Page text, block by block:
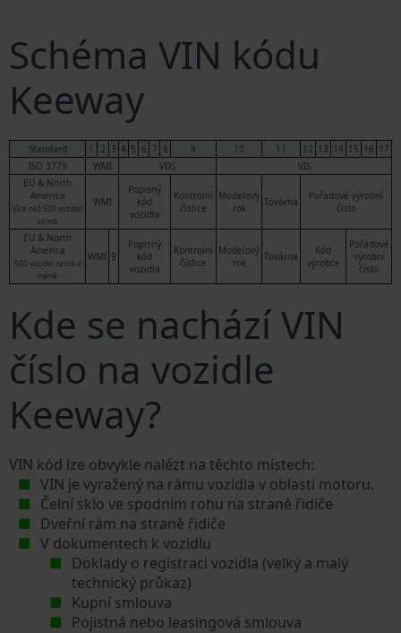
Schéma VIN kódu
Keeway
Standard 1 2 3 4 5 6 7 8 9 10 11 12 13 14 15 16 17
ISO 3779
WMI VDS
VIS
EU & North
America
Více než 500 vozidel
za rok
WMI
Popisný
kód
vozidla
Kontrolní
číslice
Modelový
rok
Továrna
Pořadové výrobní
číslo
EU & North
America
500 vozidel za rok a
méně
WMI 9
Popisný
kód
vozidla
Kontrolní
číslice
Modelový
rok
Továrna
Kód
výrobce
Pořadové
výrobní
číslo
Kde se nachází VIN
číslo na vozidle
Keeway?
VIN kód lze obvykle nalézt na těchto místech:
VIN je vyražený na rámu vozidla v oblasti motoru.
Čelní sklo ve spodním rohu na straně řidiče
Dveřní rám na straně řidiče
V dokumentech k vozidlu
Doklady o registraci vozidla (velký a malý
technický průkaz)
Kupní smlouva
Pojistná nebo leasingová smlouva